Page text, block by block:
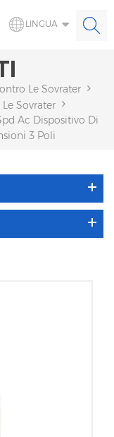
LINGUA
Le Sovratensioni
Sovratensioni CA
Ac Dispositivo Di
3 Poli